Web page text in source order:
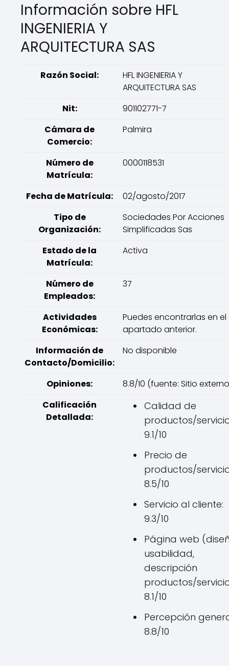
Información sobre HFL
INGENIERIA Y
ARQUITECTURA SAS
Razón Social:
HFL INGENIERIA Y
ARQUITECTURA SAS
Nit:
901102771-7
Cámara de
Comercio:
Palmira
Número de
Matrícula:
0000118531
Fecha de Matrícula:
02/agosto/2017
Tipo de
Organización:
Sociedades Por Acciones
Simplificadas Sas
Estado de la
Matrícula:
Activa
Número de
Empleados:
37
Actividades
Económicas:
Puedes encontrarlas en el
apartado anterior.
Información de
Contacto/Domicilio:
No disponible
Opiniones:
8.8/10 (fuente: Sitio
Calificación
Detallada:
Calidad de
productos/
9.1/10
Precio de
productos/
8.5/10
Servicio al cliente:
9.3/10
Página web
usabilidad,
descripción
productos/
8.1/10
Percepción
8.8/10